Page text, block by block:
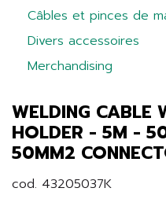
Câbles et pinces de
Divers accessoires
Merchandising
WELDING CABLE
HOLDER - 5M -
50MM2
cod. 43205037K